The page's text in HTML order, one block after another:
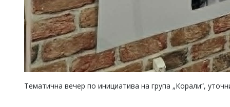
Тематична вечер по инициатива на група „Корали“,